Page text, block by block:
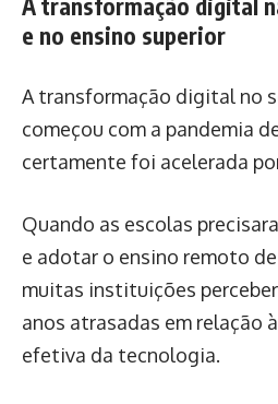
A transformação digital
e no ensino superior
A transformação digital no
começou com a pandemia
certamente foi acelerada
Quando as escolas
e adotar o ensino remoto
muitas instituições
anos atrasadas em relação
efetiva da tecnologia.